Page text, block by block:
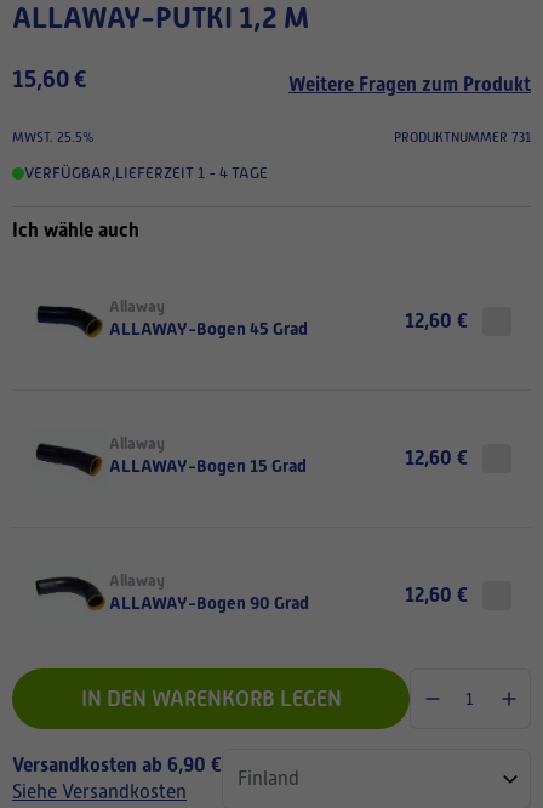
ALLAWAY-PUTKI 1,2 M
15,60 € Weitere Fragen zum Produkt
MWST. 25.5% PRODUKTNUMMER 731
VERFÜGBAR,LIEFERZEIT 1 - 4 TAGE
Ich wähle auch
Allaway
ALLAWAY-Bogen 45 Grad 12,60 €
Allaway
ALLAWAY-Bogen 15 Grad 12,60 €
Allaway
ALLAWAY-Bogen 90 Grad 12,60 €
IN DEN WARENKORB LEGEN
Versandkosten ab 6,90 €
Siehe Versandkosten